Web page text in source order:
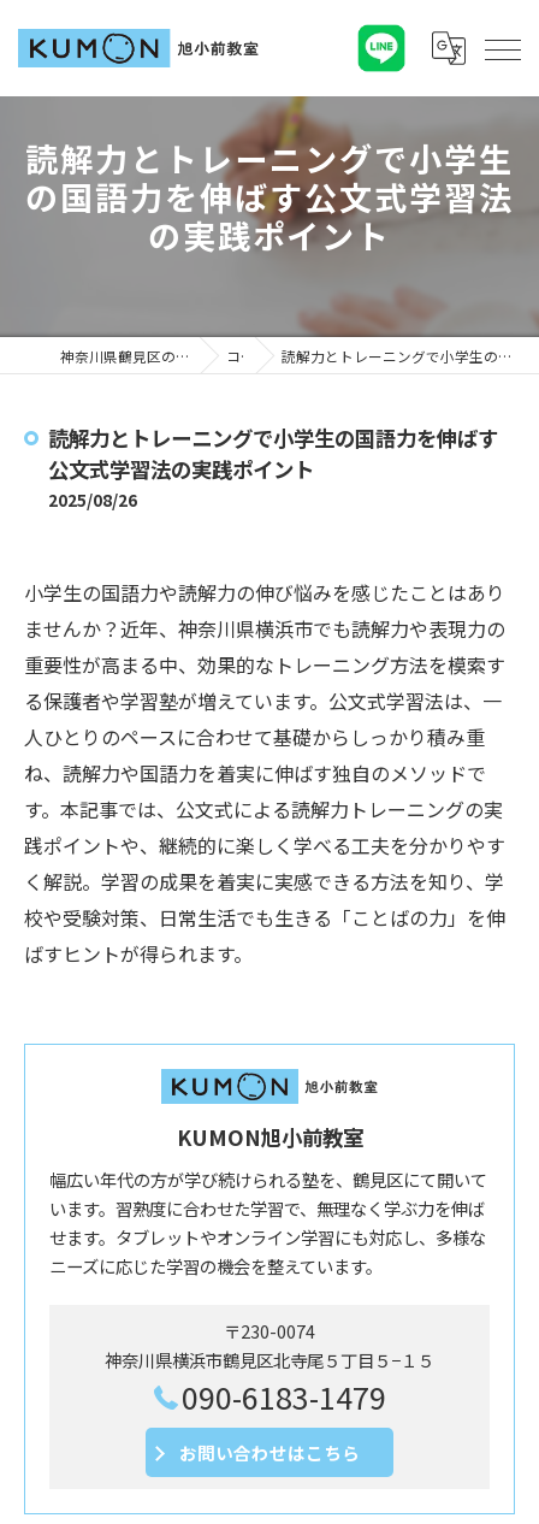
読解力とトレーニングで小学生
の国語力を伸ばす公文式学習法
の実践ポイント
神奈川県鶴見区の塾ならKUMON旭小前教室 コラム 読解力とトレーニングで小学生の国語力を伸ばす公文式学習法の実践ポイント
読解力とトレーニングで小学生の国語力を伸ばす
公文式学習法の実践ポイント
2025/08/26
小学生の国語力や読解力の伸び悩みを感じたことはあり
ませんか？近年、神奈川県横浜市でも読解力や表現力の
重要性が高まる中、効果的なトレーニング方法を模索す
る保護者や学習塾が増えています。公文式学習法は、一
人ひとりのペースに合わせて基礎からしっかり積み重
ね、読解力や国語力を着実に伸ばす独自のメソッドで
す。本記事では、公文式による読解力トレーニングの実
践ポイントや、継続的に楽しく学べる工夫を分かりやす
く解説。学習の成果を着実に実感できる方法を知り、学
校や受験対策、日常生活でも生きる「ことばの力」を伸
ばすヒントが得られます。
KUMON旭小前教室
幅広い年代の方が学び続けられる塾を、鶴見区にて開いて
います。習熟度に合わせた学習で、無理なく学ぶ力を伸ば
せます。タブレットやオンライン学習にも対応し、多様な
ニーズに応じた学習の機会を整えています。
〒230-0074
神奈川県横浜市鶴見区北寺尾５丁目５−１５
090-6183-1479
お問い合わせはこちら